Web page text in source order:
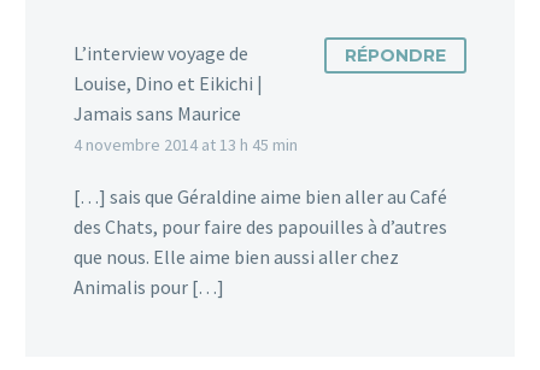
cause, l’achat d’une niche…
Chiens et chats : stop au
blues de la rentrée !
à main
Si vous être fan de chats et que vous
ne savez pas quoi offrir comme
cadeau à Noël, voici le…
1 3
15 Oct 2015
Quelle est la compagnie aérienne la
plus « pet friendly » ?
L’interview voyage de
Louise, Dino et Eikichi |
Jamais sans Maurice
4 novembre 2014 at 13 h 45 min
RÉPONDRE
[…] sais que Géraldine aime bien aller au Café
des Chats, pour faire des papouilles à d’autres
que nous. Elle aime bien aussi aller chez
Animalis pour […]